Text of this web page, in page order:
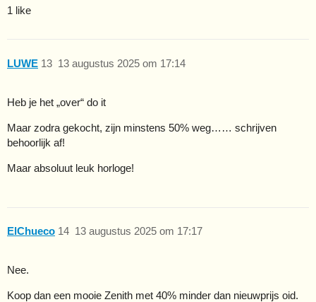
1 like
LUWE 13 augustus 2025 om 17:14
13
Heb je het „over“ do it
Maar zodra gekocht, zijn minstens 50% weg…… schrijven
behoorlijk af!
Maar absoluut leuk horloge!
ElChueco 13 augustus 2025 om 17:17
14
Nee.
Koop dan een mooie Zenith met 40% minder dan nieuwprijs oid.